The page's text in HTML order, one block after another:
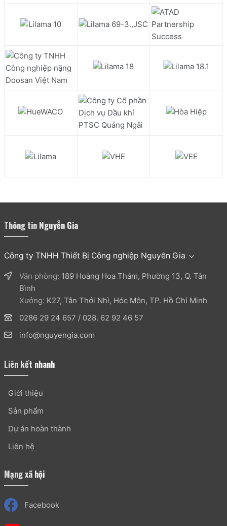
Thông tin Nguyễn Gia
Công ty TNHH Thiết Bị Công nghiệp Nguyễn Gia
Văn phòng: 189 Hoàng Hoa Thám, Phường 13, Q. Tân
Bình
Xưởng: K27, Tân Thới Nhì, Hóc Môn, TP. Hồ Chí Minh
0286 29 24 657 / 028. 62 92 46 57
info@nguyengia.com
Liên kết nhanh
Giới thiệu
Sản phẩm
Dự án hoàn thành
Liên hệ
Mạng xã hội
Facebook